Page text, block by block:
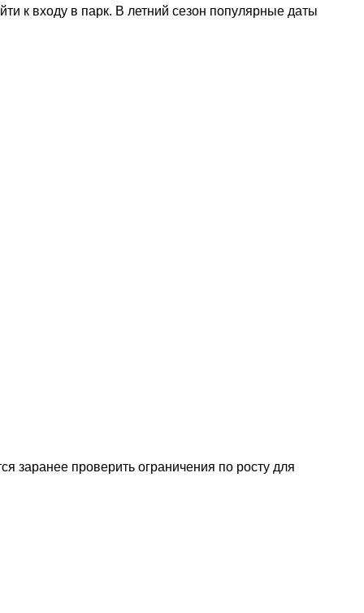
к входу в парк. В летний сезон популярные даты
заранее проверить ограничения по росту для